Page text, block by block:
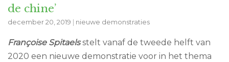
de chine’
december 20, 2019 nieuwe demonstraties
Françoise Spitaelsstelt vanaf de tweede helft van
2020 een nieuwe demonstratie voor in het thema